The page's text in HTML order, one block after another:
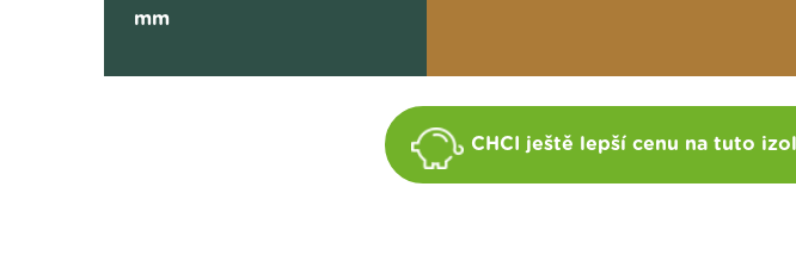
mm
CHCI ještě lepší cenu na tuto